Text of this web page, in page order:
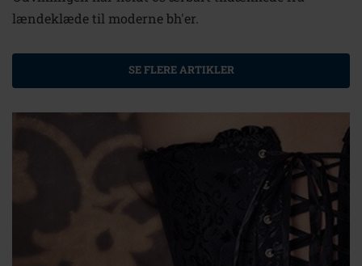
lændeklæde til moderne bh'er.
SE FLERE ARTIKLER